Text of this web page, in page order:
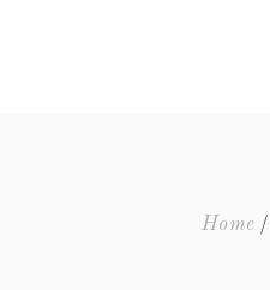
Home